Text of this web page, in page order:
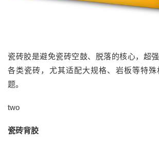
瓷砖胶是避免瓷砖空鼓、脱落的核心，超
各类瓷砖，尤其适配大规格、岩板等特
题。
two
瓷砖背胶